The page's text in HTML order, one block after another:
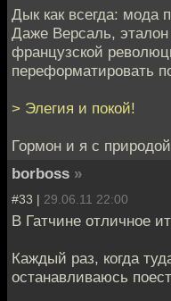
Дык как всегда: мода
Даже Версаль, эталон
французской
переформатировать
> Элегия и покой!
Гормон и я с
borboss »
#33 | 29.06.11 22:00
В Гатчине отличное
Каждый раз, когда
останавливаюсь